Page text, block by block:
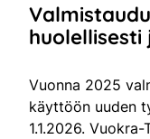
huolellisesti
Vuonna 2025
käyttöön uuden
1.1.2026.